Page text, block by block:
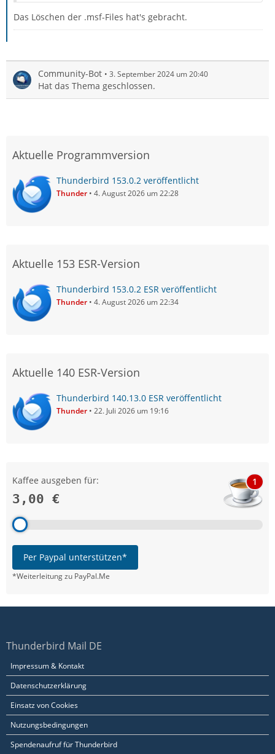
Das Löschen der .msf-Files hat's gebracht.
Community-Bot 3. September 2024 um 20:40
Hat das Thema geschlossen.
Aktuelle Programmversion
Thunderbird 153.0.2 veröffentlicht
Thunder 4. August 2026 um 22:28
Aktuelle 153 ESR-Version
Thunderbird 153.0.2 ESR veröffentlicht
Thunder 4. August 2026 um 22:34
Aktuelle 140 ESR-Version
Thunderbird 140.13.0 ESR veröffentlicht
Thunder 22. Juli 2026 um 19:16
Kaffee ausgeben für:
3,00 €
1
Per Paypal unterstützen*
*Weiterleitung zu PayPal.Me
Thunderbird Mail DE
Impressum & Kontakt
Datenschutzerklärung
Einsatz von Cookies
Nutzungsbedingungen
Spendenaufruf für Thunderbird